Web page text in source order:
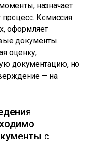
назначает
процесс. Комиссия
оформляет
документы.
оценку,
документацию, но
— на
с